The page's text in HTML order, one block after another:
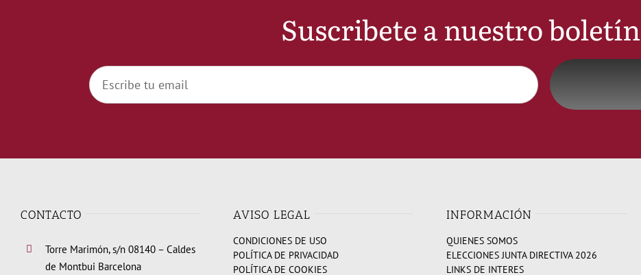
Suscribete a nuestro boletín
CONTACTO
Torre Marimón, s/n 08140 – Caldes
de Montbui Barcelona
AVISO LEGAL
CONDICIONES DE USO
POLÍTICA DE PRIVACIDAD
POLÍTICA DE COOKIES
INFORMACIÓN
QUIENES SOMOS
ELECCIONES JUNTA DIRECTIVA 2026
LINKS DE INTERES